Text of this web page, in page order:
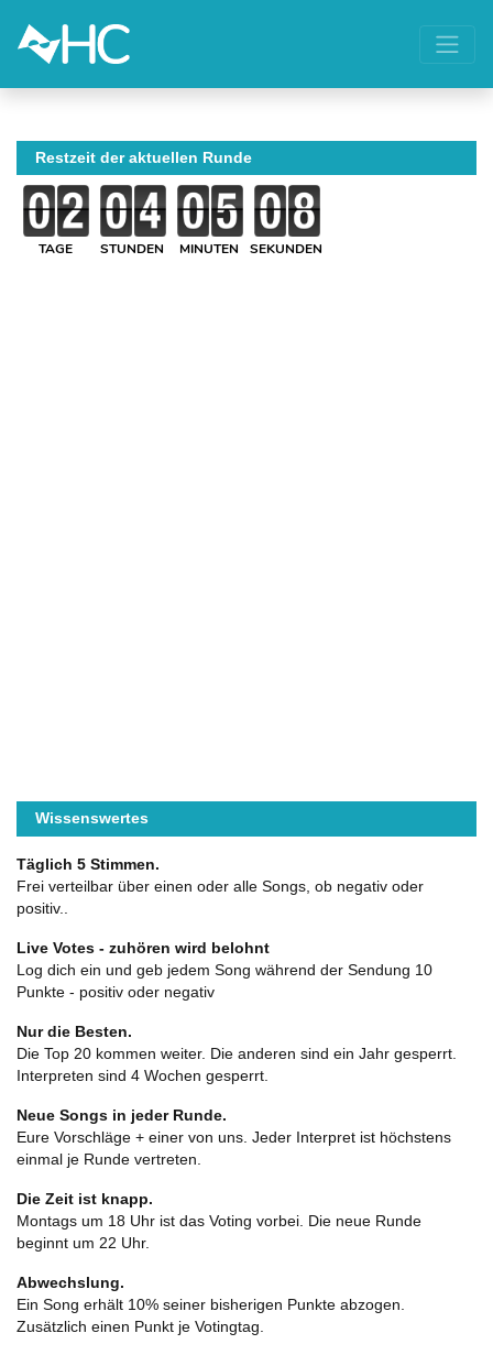
Restzeit der aktuellen Runde
TAGE STUNDEN MINUTEN SEKUNDEN
Wissenswertes
Täglich 5 Stimmen.
Frei verteilbar über einen oder alle Songs, ob negativ oder
positiv..
Live Votes - zuhören wird belohnt
Log dich ein und geb jedem Song während der Sendung 10
Punkte - positiv oder negativ
Nur die Besten.
Die Top 20 kommen weiter. Die anderen sind ein Jahr gesperrt.
Interpreten sind 4 Wochen gesperrt.
Neue Songs in jeder Runde.
Eure Vorschläge + einer von uns. Jeder Interpret ist höchstens
einmal je Runde vertreten.
Die Zeit ist knapp.
Montags um 18 Uhr ist das Voting vorbei. Die neue Runde
beginnt um 22 Uhr.
Abwechslung.
Ein Song erhält 10% seiner bisherigen Punkte abzogen.
Zusätzlich einen Punkt je Votingtag.